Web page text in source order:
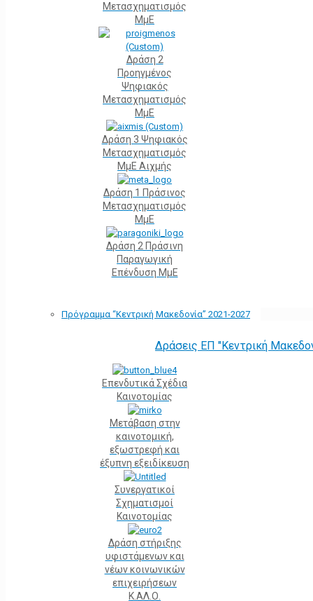
Μετασχηματισμός
ΜμΕ
Δράση 2
Προηγμένος
Ψηφιακός
Μετασχηματισμός
ΜμΕ
Δράση 3 Ψηφιακός
Μετασχηματισμός
ΜμΕ Αιχμής
Δράση 1 Πράσινος
Μετασχηματισμός
ΜμΕ
Δράση 2 Πράσινη
Παραγωγική
Επένδυση ΜμΕ
Πρόγραμμα “Κεντρική Μακεδονία” 2021-2027
Δράσεις ΕΠ "Κεντρική
Επενδυτικά Σχέδια
Καινοτομίας
Μετάβαση στην
καινοτομική,
εξωστρεφή και
έξυπνη εξειδίκευση
Συνεργατικοί
Σχηματισμοί
Καινοτομίας
Δράση στήριξης
υφιστάμενων και
νέων κοινωνικών
επιχειρήσεων
Κ.ΑΛ.Ο.